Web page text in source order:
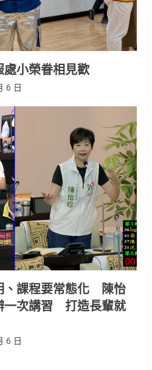
小榮眷相見歡
6 日
、課程要常態化 陳怡
一次講習 打造長輩就
6 日